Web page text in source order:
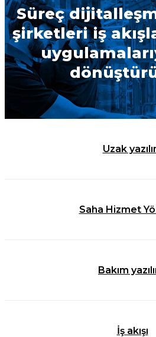
Süreç
şirketleri iş
Uzak
Saha Hizmet
Bakım
İş akışı